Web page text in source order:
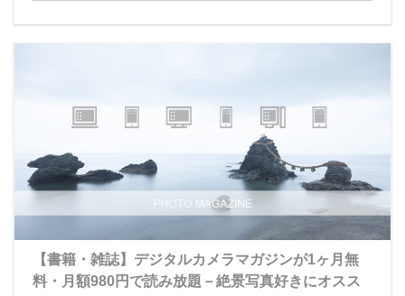
【書籍・雑誌】デジタルカメラマガジンが1ヶ月無
料・月額980円で読み放題－絶景写真好きにオスス